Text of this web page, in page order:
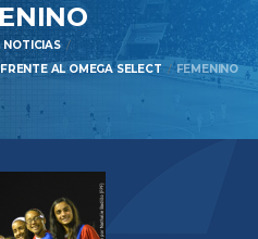
NOTICIAS
AL OMEGA SELECT
FEMENINO